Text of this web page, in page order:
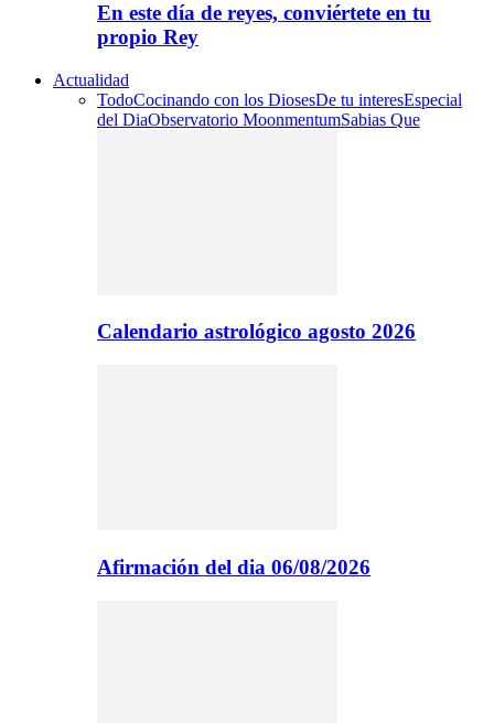
En este día de reyes, conviértete en tu
propio Rey
Actualidad
TodoCocinando con los DiosesDe tu interesEspecial
del DiaObservatorio MoonmentumSabias Que
Calendario astrológico agosto 2026
Afirmación del dia 06/08/2026